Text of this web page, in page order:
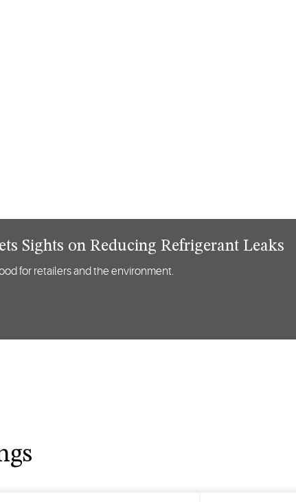
Sights on Reducing Refrigerant Leaks
for retailers and the environment.